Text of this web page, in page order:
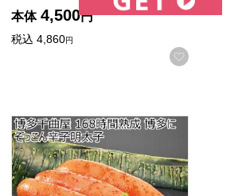
気に入りに登録する
本体 4,500円
税込 4,860円
お気に入
元】[38296]
いくら・たらこ詰合)【夏の贈りもの・
博多千曲屋 168時間熟成 博多にぞっこ